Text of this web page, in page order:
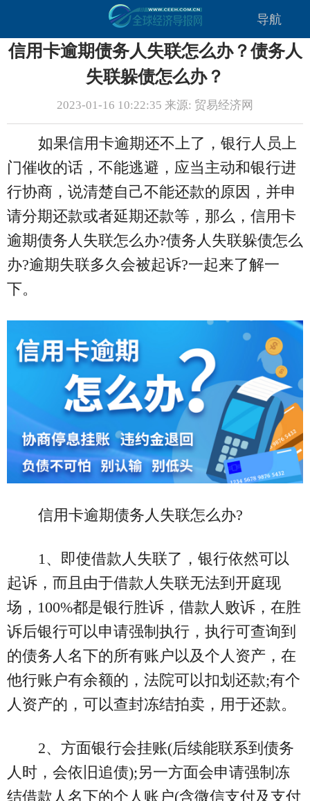
导航
信用卡逾期债务人失联怎么办？债务人
失联躲债怎么办？
2023-01-16 10:22:35 来源: 贸易经济网
如果信用卡逾期还不上了，银行人员上
门催收的话，不能逃避，应当主动和银行进
行协商，说清楚自己不能还款的原因，并申
请分期还款或者延期还款等，那么，信用卡
逾期债务人失联怎么办?债务人失联躲债怎么
办?逾期失联多久会被起诉?一起来了解一
下。
信用卡逾期债务人失联怎么办?
1、即使借款人失联了，银行依然可以
起诉，而且由于借款人失联无法到开庭现
场，100%都是银行胜诉，借款人败诉，在胜
诉后银行可以申请强制执行，执行可查询到
的债务人名下的所有账户以及个人资产，在
他行账户有余额的，法院可以扣划还款;有个
人资产的，可以查封冻结拍卖，用于还款。
2、方面银行会挂账(后续能联系到债务
人时，会依旧追债);另一方面会申请强制冻
结借款人名下的个人账户(含微信支付及支付